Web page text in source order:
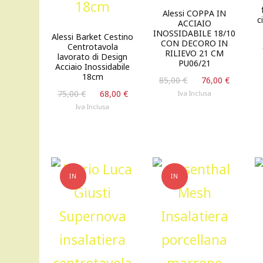
Alessi Barket Cestino
Centrotavola
lavorato di Design
Acciaio Inossidabile
18cm
75,00€
prezzo
68,00 €
Iva Inclusa
Alessi COPPA IN
ACCIAIO
INOSSIDABILE 18/10
CON DECORO IN
RILIEVO 21 CM
PU06/21
85,00€
prezzo
76,00€
Iva Inclusa
IN
OFFERTA!
IN
OFFERTA!